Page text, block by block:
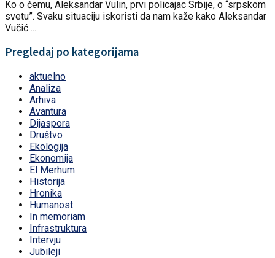
Ko o čemu, Aleksandar Vulin, prvi policajac Srbije, o “srpskom
svetu”. Svaku situaciju iskoristi da nam kaže kako Aleksandar
Vučić ...
Pregledaj po kategorijama
aktuelno
Analiza
Arhiva
Avantura
Dijaspora
Društvo
Ekologija
Ekonomija
El Merhum
Historija
Hronika
Humanost
In memoriam
Infrastruktura
Intervju
Jubileji